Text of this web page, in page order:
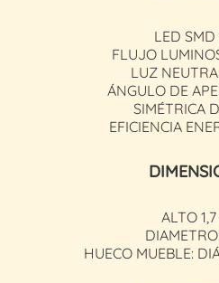
LED SMD
FLUJO
LUZ
ÁNGULO DE
SIMÉTRICA
EFICIENCIA
ALTO
HUECO MUEBLE: